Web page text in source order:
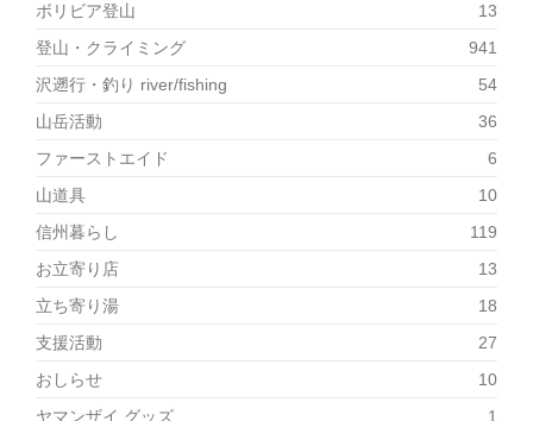
ボリビア登山
13
登山・クライミング
941
沢遡行・釣り river/fishing
54
山岳活動
36
ファーストエイド
6
山道具
10
信州暮らし
119
お立寄り店
13
立ち寄り湯
18
支援活動
27
おしらせ
10
ヤマンザイ グッズ
1